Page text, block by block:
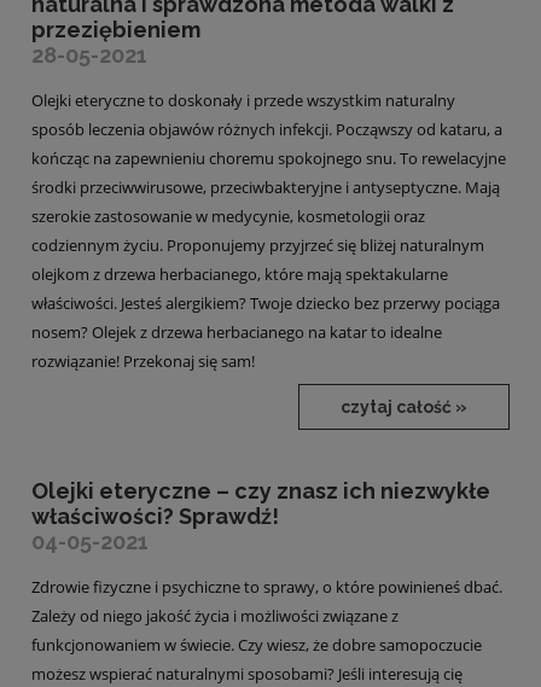
przeziębieniem
28-05-2021
Olejki eteryczne to doskonały i przede wszystkim naturalny
sposób leczenia objawów różnych infekcji. Począwszy od kataru, a
kończąc na zapewnieniu choremu spokojnego snu. To rewelacyjne
środki przeciwwirusowe, przeciwbakteryjne i antyseptyczne. Mają
szerokie zastosowanie w medycynie, kosmetologii oraz
codziennym życiu. Proponujemy przyjrzeć się bliżej naturalnym
olejkom z drzewa herbacianego, które mają spektakularne
właściwości. Jesteś alergikiem? Twoje dziecko bez przerwy pociąga
nosem? Olejek z drzewa herbacianego na katar to idealne
rozwiązanie! Przekonaj się sam!
czytaj całość »
Olejki eteryczne – czy znasz ich niezwykłe
właściwości? Sprawdź!
04-05-2021
Zdrowie fizyczne i psychiczne to sprawy, o które powinieneś dbać.
Zależy od niego jakość życia i możliwości związane z
funkcjonowaniem w świecie. Czy wiesz, że dobre samopoczucie
możesz wspierać naturalnymi sposobami? Jeśli interesują cię